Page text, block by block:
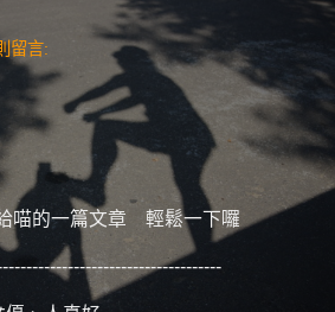
留言:
喵的一篇文章 輕鬆一下囉